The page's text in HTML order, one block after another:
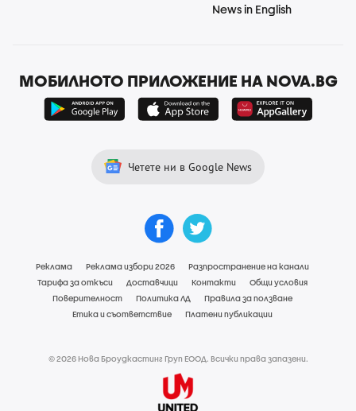
News in English
МОБИЛНОТО ПРИЛОЖЕНИЕ НА NOVA.BG
Четете ни в Google News
Реклама Реклама избори 2026
Разпространение на канали
Тарифа за откъси
Доставчици Контакти
Общи условия
Поверителност
Политика ЛД
Правила за ползване
Етика и съответствие
Платени публикации
© 2026 Нова Броудкастинг Груп ЕООД. Всички права запазени.